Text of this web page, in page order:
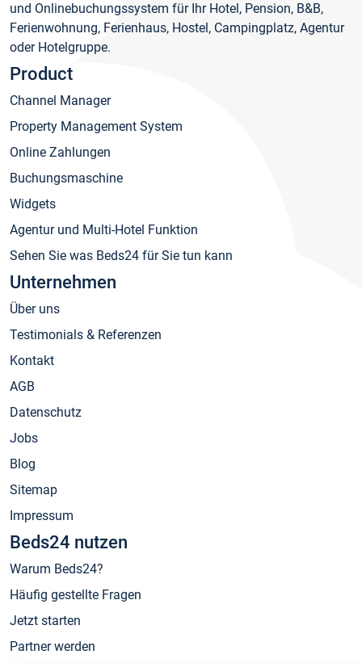
und Onlinebuchungssystem für Ihr Hotel, Pension, B&B,
Ferienwohnung, Ferienhaus, Hostel, Campingplatz, Agentur
oder Hotelgruppe.
Product
Channel Manager
Property Management System
Online Zahlungen
Buchungsmaschine
Widgets
Agentur und Multi-Hotel Funktion
Sehen Sie was Beds24 für Sie tun kann
Unternehmen
Über uns
Testimonials & Referenzen
Kontakt
AGB
Datenschutz
Jobs
Blog
Sitemap
Impressum
Beds24 nutzen
Warum Beds24?
Häufig gestellte Fragen
Jetzt starten
Partner werden